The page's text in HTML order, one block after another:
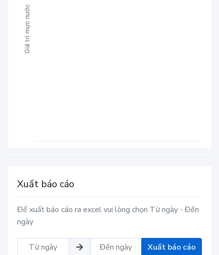
Giá trị mực nước
Xuất báo cáo
Để xuất báo cáo ra excel vui lòng chọn Từ ngày - Đến
ngày
Xuất báo cáo